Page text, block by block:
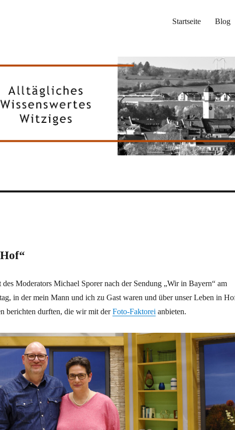
Startseite Blog
des Moderators Michael Sporer nach der Sendung „Wir in Bayern“ am
in der mein Mann und ich zu Gast waren und über unser Leben in
berichten durften, die wir mit derFoto-Faktorei anbieten.